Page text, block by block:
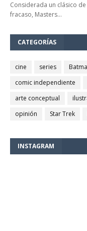
Considerada un clásico
fracaso, Masters…
CATEGORÍAS
cine series
comic independiente
arte conceptual
opinión
Star Trek
INSTAGRAM